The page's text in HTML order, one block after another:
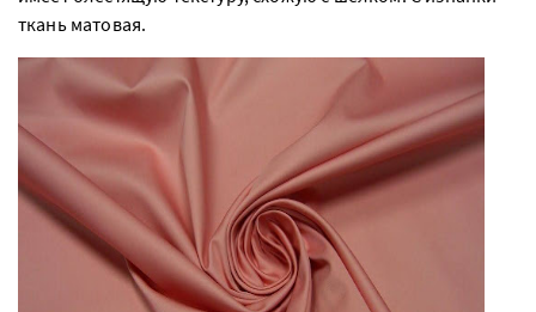
ткань матовая.